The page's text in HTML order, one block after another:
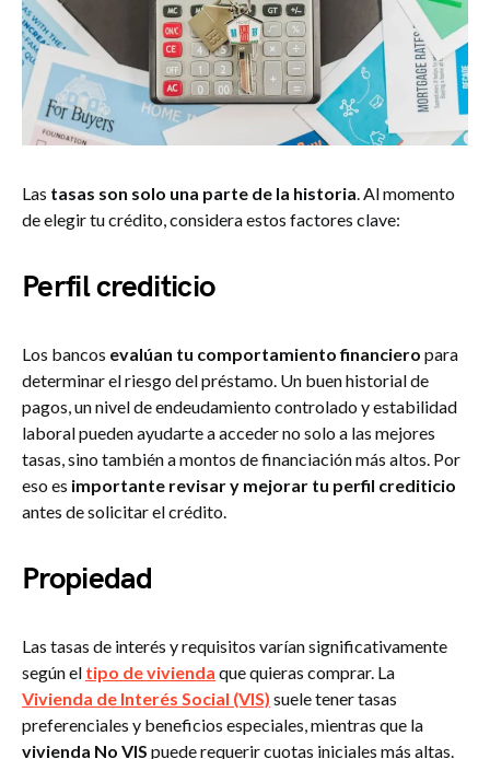
Las tasas son solo una parte de la historia. Al momento
de elegir tu crédito, considera estos factores clave:
Perfil crediticio
Los bancos evalúan tu comportamiento financiero para
determinar el riesgo del préstamo. Un buen historial de
pagos, un nivel de endeudamiento controlado y estabilidad
laboral pueden ayudarte a acceder no solo a las mejores
tasas, sino también a montos de financiación más altos. Por
eso es importante revisar y mejorar tu perfil crediticio
antes de solicitar el crédito.
Propiedad
Las tasas de interés y requisitos varían significativamente
según el tipo de vivienda que quieras comprar. La
Vivienda de Interés Social (VIS) suele tener tasas
preferenciales y beneficios especiales, mientras que la
vivienda No VIS puede requerir cuotas iniciales más altas.